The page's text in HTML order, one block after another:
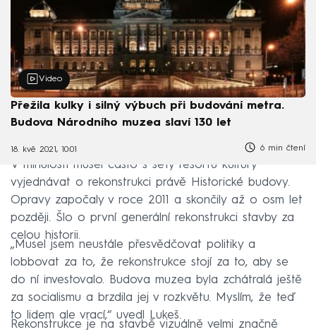
Video
Přežila kulky i silný výbuch při budování metra.
Budova Národního muzea slaví 130 let
18. kvě 2021, 10:01 6 min čtení
V minulosti musel často s šéfy resortu kultury
vyjednávat o rekonstrukci právě Historické budovy.
Opravy započaly v roce 2011 a skončily až o osm let
později. Šlo o první generální rekonstrukci stavby za
celou historii.
„Musel jsem neustále přesvědčovat politiky a
lobbovat za to, že rekonstrukce stojí za to, aby se
do ní investovalo. Budova muzea byla zchátralá ještě
za socialismu a brzdila jej v rozkvětu. Myslím, že teď
to lidem ale vrací,“ uvedl Lukeš.
Rekonstrukce je na stavbě vizuálně velmi značně